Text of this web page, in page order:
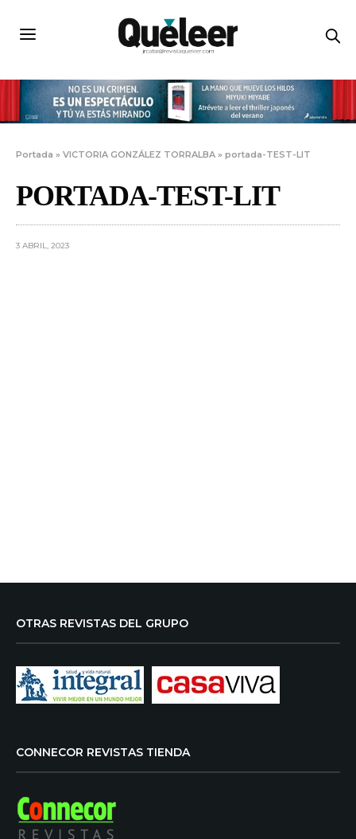
Portada »VICTORIA GONZÁLEZ TORRALBA »portada-TEST-LIT
PORTADA-TEST-LIT
3 ABRIL, 2023
OTRAS REVISTAS DEL GRUPO
CONNECOR REVISTAS TIENDA